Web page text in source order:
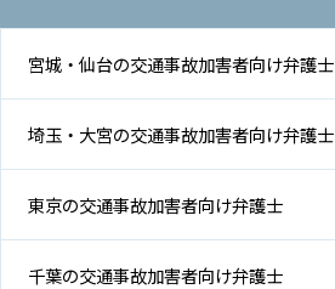
宮城・仙台の交通事故加害者向け弁護士
埼玉・大宮の交通事故加害者向け弁護士
東京の交通事故加害者向け弁護士
千葉の交通事故加害者向け弁護士